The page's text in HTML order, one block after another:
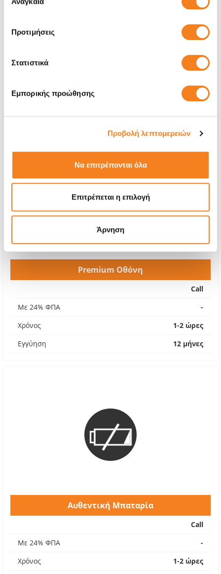
συγκατάθεσης
Προτιμήσεις
Στατιστικά
Εμπορικής προώθησης
Προβολή λεπτομερειών
Να επιτρέπονται όλα
Επιτρέπεται η επιλογή
Άρνηση
Call
-
Χρόνος
1-2 ώρες
Premium Οθόνη
Call
Με 24% ΦΠΑ
-
Χρόνος
1-2 ώρες
Εγγύηση
12 μήνες
Αυθεντική Μπαταρία
Call
Με 24% ΦΠΑ
-
Χρόνος
1-2 ώρες